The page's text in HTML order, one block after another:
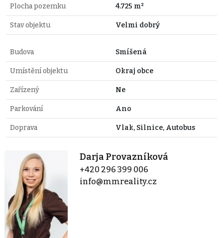
Plocha pozemku 4.725 m²
Stav objektu Velmi dobrý
Budova Smíšená
Umístění objektu Okraj obce
Zařízený Ne
Parkování Ano
Doprava Vlak, Silnice, Autobus
Darja Provazníková
+420 296 399 006
info@mmreality.cz